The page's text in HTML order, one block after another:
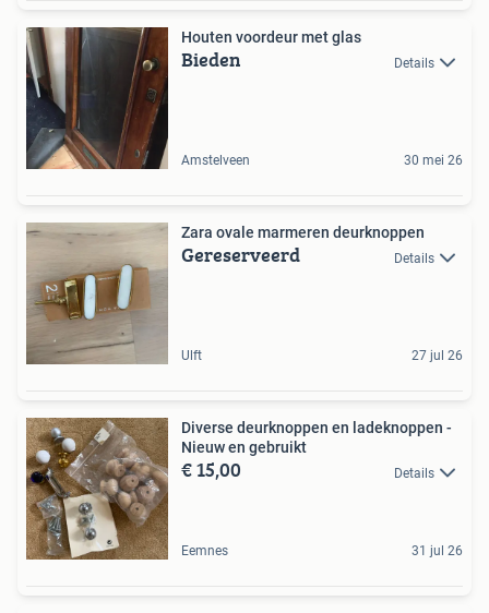
Houten voordeur met glas
Bieden Details
Amstelveen 30 mei 26
Zara ovale marmeren deurknoppen
Gereserveerd Details
Ulft 27 jul 26
Diverse deurknoppen en ladeknoppen -
Nieuw en gebruikt
€ 15,00 Details
Eemnes 31 jul 26